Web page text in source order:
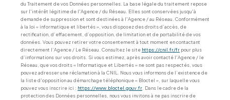
du Traitement de vos Données personnelles. La base légale du traitement repose
sur l'intérêt légitime de l'Agence / du Réseau. Elles sont conservées jusqu'à
demande de suppression et sont destinées à l'Agence / au Réseau. Conformément
à la loi « informatique et libertés », vous disposez des droits d’accès, de
rectification, d’effacement, d’opposition, de limitation et de portabilité de vos
données. Vous pouvez retirer votre consentement à tout moment en contactant
directement l’Agence / Le Réseau. Consultez le site https://cnil.fr/fr pour plus
d’informations sur vos droits. Si vous estimez, après avoir contacté l'Agence / le
Réseau, que vos droits « Informatique et Libertés » ne sont pas respectés, vous
pouvez adresser une réclamation à la CNIL. Nous vous informons de l’existence de
la liste d'opposition au démarchage téléphonique « Bloctel », sur laquelle vous
pouvez vous inscrire ici : https://www.bloctel.gouv.fr. Dans le cadre de la
protection des Données personnelles, nous vous invitons à ne pas inscrire de